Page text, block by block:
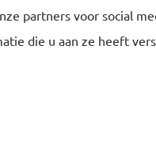
partners voor social
die u aan ze heeft
info-
+31 592 35 00 00